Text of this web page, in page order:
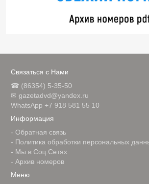
Связаться с Нами
☎ (86354) 5-35-50
✉ gazetadvd@yandex.ru
WhatsApp +7 918 581 55 10
Информация
- Обратная связь
- Политика обработки персональных
- Мы в Соц.Сетях
- Архив номеров
Меню